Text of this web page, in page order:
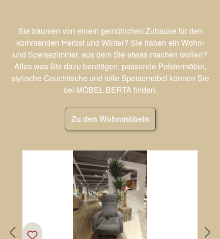
Sie träumen von einem gemütlichen Zuhause für den
kommenden Herbst und Winter? Sie haben ein Wohn-
und Speisezimmer, aus dem Sie etwas machen wollen?
Alles was Sie dazu benötigen, passende Polstermöbel,
stylische Couchtische und tolle Speisemöbel können Sie
bei MÖBEL BERTA finden.
Zu den Wohnmöbeln
Produktgalerie überspringen